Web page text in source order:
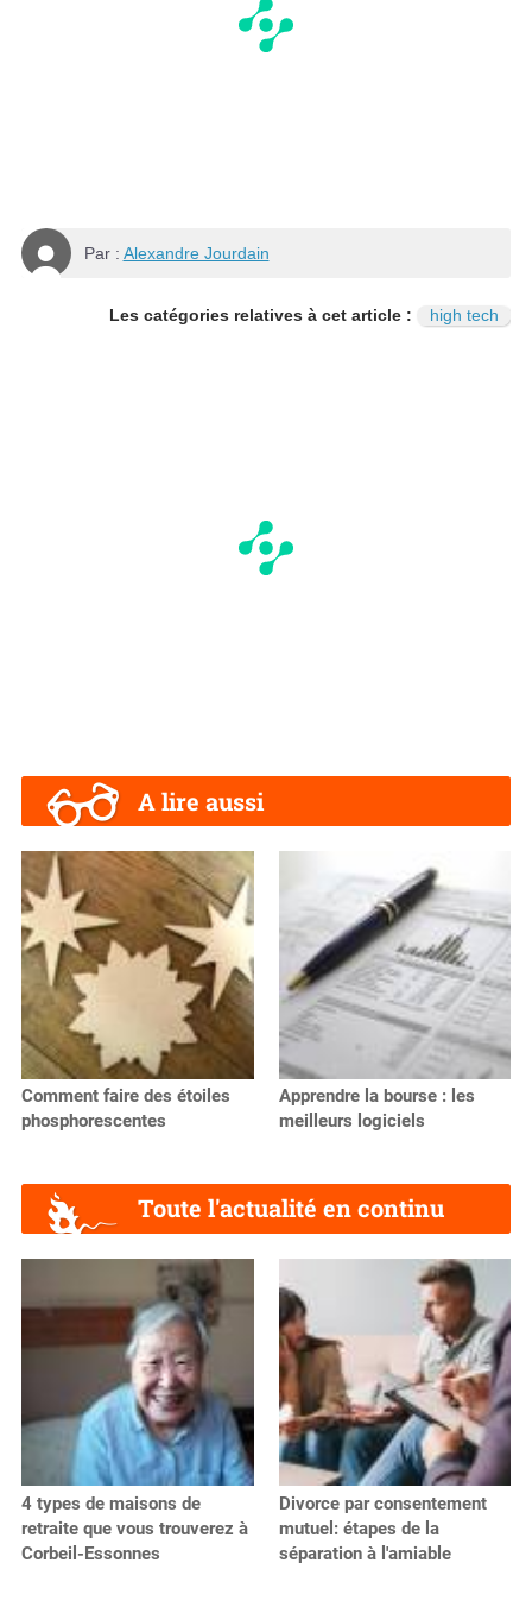
Par : Alexandre Jourdain
Les catégories relatives à cet article : high tech
A lire aussi
Comment faire des étoiles
phosphorescentes
Apprendre la bourse : les
meilleurs logiciels
Toute l'actualité en continu
4 types de maisons de
retraite que vous trouverez à
Corbeil-Essonnes
Divorce par consentement
mutuel: étapes de la
séparation à l'amiable